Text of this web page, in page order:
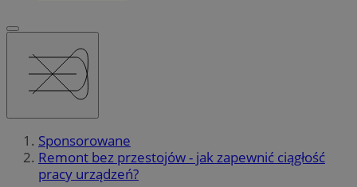
Sponsorowane
Remont bez przestojów - jak zapewnić ciągłość
pracy urządzeń?